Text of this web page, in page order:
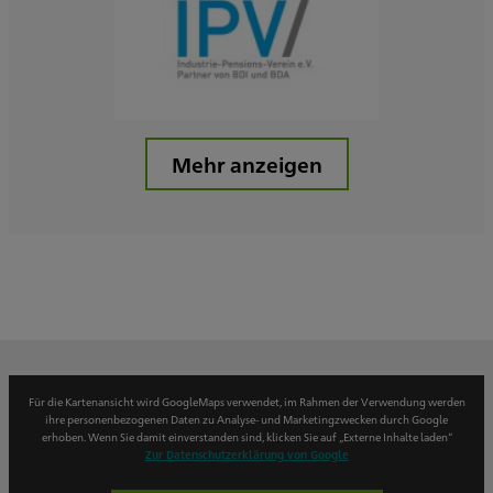
Mehr anzeigen
Für die Kartenansicht wird GoogleMaps verwendet, im Rahmen der Verwendung werden
ihre personenbezogenen Daten zu Analyse- und Marketingzwecken durch Google
erhoben. Wenn Sie damit einverstanden sind, klicken Sie auf „Externe Inhalte laden“
Zur Datenschutzerklärung von Google